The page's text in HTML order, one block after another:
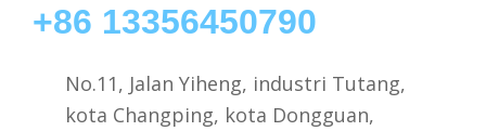
+86 13356450790
No.11, Jalan Yiheng, industri Tutang,
kota Changping, kota Dongguan,